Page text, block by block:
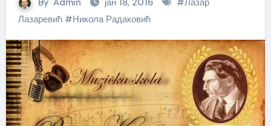
By Admin јан 18, 2016 #Лазар
Лазаревић#Никола Радаковић